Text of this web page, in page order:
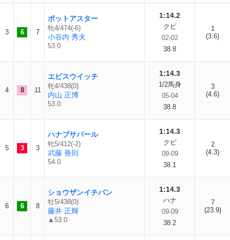
3 6 7
ポットアスター
牝4/474(-6)
小谷内 秀夫
53.0
1:14.2
クビ
02-02
38.8
1
(3.6)
4 8 11
エビスウイッチ
牝4/438(0)
内山 正博
53.0
1:14.3
1/2馬身
05-04
38.8
3
(4.6)
5 3 3
ハナブサパール
牝5/412(-2)
武藤 善則
54.0
1:14.3
クビ
09-09
38.1
2
(4.3)
6 6 8
ショウザンイチバン
牡5/438(0)
藤井 正輝
▲53.0
1:14.3
ハナ
09-09
38.2
7
(23.9)